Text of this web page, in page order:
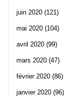
juin 2020 (121)
mai 2020 (104)
avril 2020 (99)
mars 2020 (47)
février 2020 (86)
janvier 2020 (96)